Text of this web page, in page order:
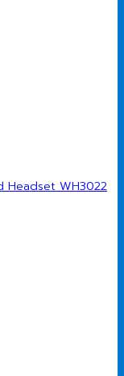
Headset WH3022